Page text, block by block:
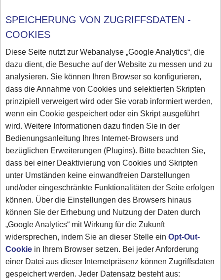
SPEICHERUNG VON ZUGRIFFSDATEN -
COOKIES
Diese Seite nutzt zur Webanalyse „Google Analytics“, die
dazu dient, die Besuche auf der Website zu messen und zu
analysieren. Sie können Ihren Browser so konfigurieren,
dass die Annahme von Cookies und selektierten Skripten
prinzipiell verweigert wird oder Sie vorab informiert werden,
wenn ein Cookie gespeichert oder ein Skript ausgeführt
wird. Weitere Informationen dazu finden Sie in der
Bedienungsanleitung Ihres Internet-Browsers und
bezüglichen Erweiterungen (Plugins). Bitte beachten Sie,
dass bei einer Deaktivierung von Cookies und Skripten
unter Umständen keine einwandfreien Darstellungen
und/oder eingeschränkte Funktionalitäten der Seite erfolgen
können. Über die Einstellungen des Browsers hinaus
können Sie der Erhebung und Nutzung der Daten durch
„Google Analytics“ mit Wirkung für die Zukunft
widersprechen, indem Sie an dieser Stelle einOpt-Out-
Cookie in Ihrem Browser setzen. Bei jeder Anforderung
einer Datei aus dieser Internetpräsenz können Zugriffsdaten
gespeichert werden. Jeder Datensatz besteht aus: